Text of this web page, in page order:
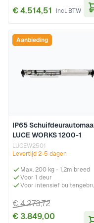
€ 4.514,51
IP65
LUCE WORKS 1200-1
LUCEW2501
Levertijd 2-5 dagen
Max. 200 kg - 1,2m breed
Voor 1 deur
Voor intensief
€ 3.849,00
€ 4.273,72
Aanbieding